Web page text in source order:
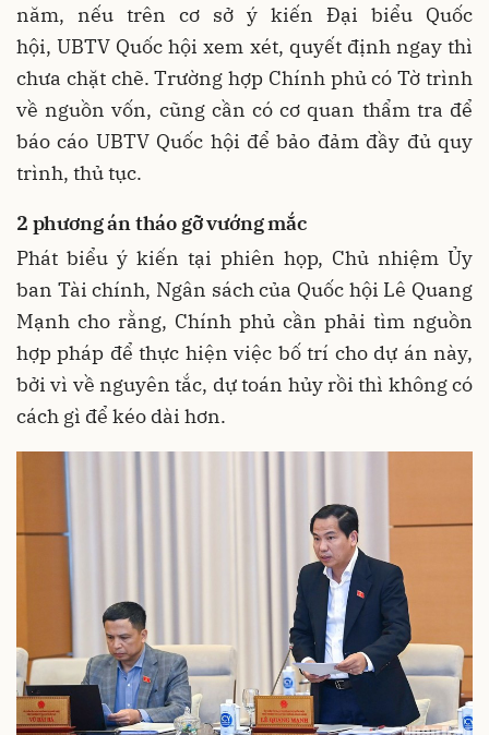
năm, nếu trên cơ sở ý kiến Đại biểu Quốc
hội, UBTV Quốc hội xem xét, quyết định ngay thì
chưa chặt chẽ. Trường hợp Chính phủ có Tờ trình
về nguồn vốn, cũng cần có cơ quan thẩm tra để
báo cáo UBTV Quốc hội để bảo đảm đầy đủ quy
trình, thủ tục.
2 phương án tháo gỡ vướng mắc
Phát biểu ý kiến tại phiên họp, Chủ nhiệm Ủy
ban Tài chính, Ngân sách của Quốc hội Lê Quang
Mạnh cho rằng, Chính phủ cần phải tìm nguồn
hợp pháp để thực hiện việc bố trí cho dự án này,
bởi vì về nguyên tắc, dự toán hủy rồi thì không có
cách gì để kéo dài hơn.